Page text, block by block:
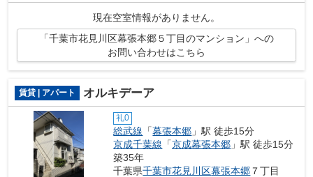
9分の物件です。エレベーター付きの物件...
現在空室情報がありません。
「千葉市花見川区幕張本郷５丁目のマンション」への
お問い合わせはこちら
賃貸 | アパート オルキデーア
礼0
総武線 「幕張本郷 」駅 徒歩15分
京成千葉線 「京成幕張本郷 」駅 徒歩15分
築35年
千葉県千葉市花見川区幕張本郷 ７丁目